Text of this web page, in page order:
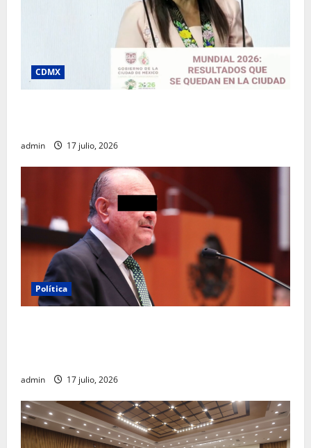
CDMX
admin 17 julio, 2026
Política
admin 17 julio, 2026